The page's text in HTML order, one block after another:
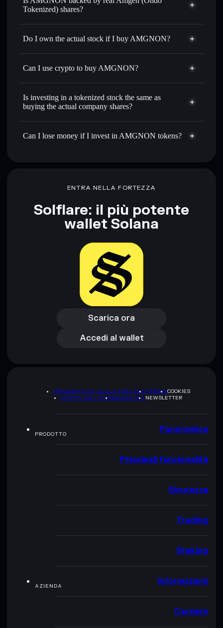
Tokenized) shares?
Do I own the actual stock if I buy AMGNON?
Can I use crypto to buy AMGNON?
Is investing in a tokenized stock the same as
buying the actual company shares?
Can I lose money if I invest in AMGNON tokens?
ENTRA NELLA FORTEZZA
Solflare: il più potente
wallet Solana
Scarica ora
Scarica ora
Accedi al wallet
Accedi al wallet
INFORMATIVA SULLA PRIVACYTERMSCOOKIES
MAPPA DEL SITOBRAND KITNEWSLETTER
PRODOTTO Panoramica
Principali funzionalità
Sicurezza
Trading
Staking
AZIENDA Informazioni
Carriere